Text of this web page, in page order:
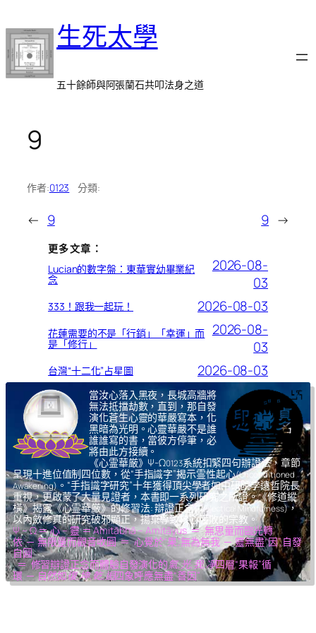
至
主
要
內
生死太學
五十餘師與阿張蘭石共叩法身之道
9
作者:0123 分類:
← 9 9 →
更多文章：
Lucian的數字盤：東華實幼畢業紀
念
2026-08-
03
333！跟我一起玩！ 2026-08-03
花蓮需要的不是「行銷」「幸運」而
是「修行」
2026-08-
03
台灣“十二化”占星圖 2026-08-03
當汝心落入黑夜，長城高牆將
無法抵擋劫數，直到，那自發
演化蒼生心靈的華嚴寫本，化
黑暗為光明。心靈華嚴不是誰
誰誰寫的書，當彼方停筆，必
將由此方接續。
《心霊華厳》Ψ-Ω0123系統扣緊四句辦證法，章節
呈現十進位值制四位數，從“手指識字”揭示霊性起心(Unconditioned
Awakening) 。“手指識字研究”十年獲得頂尖學者如中研院李遠哲院長
重視，更啟蒙了大量見證者，本書即一系列研究之所證。《修道縱
橫》揭露《心霊華厳》的修習法: 辯證正念(Dialectical Mindfulness)，
以內斂修真的研究破邪顯正，揚棄導致核心腐敗的宗教。
Ψ – Ω ＝ 心 – 靈 ＝ Amitābhā – Amitāyus ＝ 無思量而臨光轉
依 ─ 無限量而觀音收圓 ＝ 心覺於“果”,無為無我 ─ 靈無盡“因”,自發
自圓
＝ 修習辯證正念而體驗自發演化的氣,光,我,凈四層“果報”循
環 ─ 自然如復,坤,乾,逅四象呼應無盡“善因”